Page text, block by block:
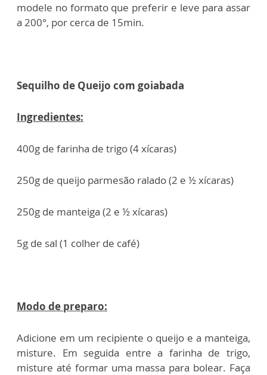
modele no formato que preferir e leve para assar
a 200°, por cerca de 15min.
Sequilho de Queijo com goiabada
Ingredientes:
400g de farinha de trigo (4 xícaras)
250g de queijo parmesão ralado (2 e ½ xícaras)
250g de manteiga (2 e ½ xícaras)
5g de sal (1 colher de café)
Modo de preparo:
Adicione em um recipiente o queijo e a manteiga,
misture. Em seguida entre a farinha de trigo,
misture até formar uma massa para bolear. Faça